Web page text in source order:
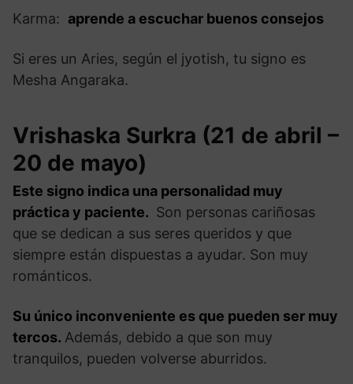
Karma: aprende a escuchar buenos consejos
Si eres un Aries, según el jyotish, tu signo es
Mesha Angaraka.
Vrishaska Surkra (21 de abril –
20 de mayo)
Este signo indica una personalidad muy
práctica y paciente. Son personas cariñosas
que se dedican a sus seres queridos y que
siempre están dispuestas a ayudar. Son muy
románticos.
Su único inconveniente es que pueden ser muy
tercos. Además, debido a que son muy
tranquilos, pueden volverse aburridos.